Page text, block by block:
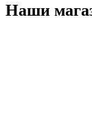
Наши